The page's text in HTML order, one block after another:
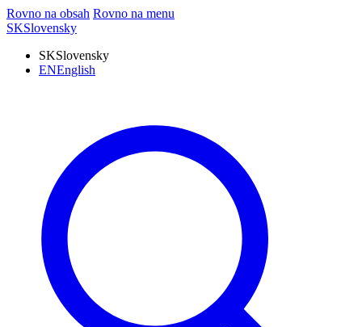
Rovno na obsah Rovno na menu
SKSlovensky
SKSlovensky
ENEnglish